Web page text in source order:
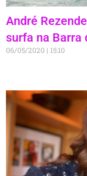
André
surfa na Barra
06/05/2020 15:10